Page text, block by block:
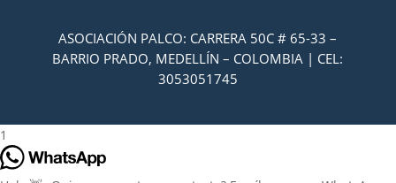
ASOCIACIÓN PALCO: CARRERA 50C # 65-33 –
BARRIO PRADO, MEDELLÍN – COLOMBIA | CEL:
3053051745
1